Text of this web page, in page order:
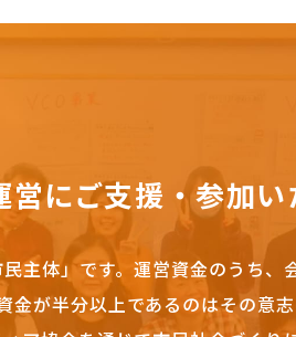
営にご支援・参加
主体」です。 運営資金のうち、
金が半分以上であるのはその意志